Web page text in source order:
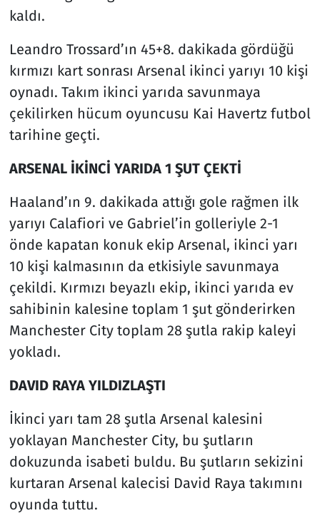
kaldı.
Leandro Trossard’ın 45+8. dakikada gördüğü
kırmızı kart sonrası Arsenal ikinci yarıyı 10 kişi
oynadı. Takım ikinci yarıda savunmaya
çekilirken hücum oyuncusu Kai Havertz futbol
tarihine geçti.
ARSENAL İKİNCİ YARIDA 1 ŞUT ÇEKTİ
Haaland’ın 9. dakikada attığı gole rağmen ilk
yarıyı Calafiori ve Gabriel’in golleriyle 2-1
önde kapatan konuk ekip Arsenal, ikinci yarı
10 kişi kalmasının da etkisiyle savunmaya
çekildi. Kırmızı beyazlı ekip, ikinci yarıda ev
sahibinin kalesine toplam 1 şut gönderirken
Manchester City toplam 28 şutla rakip kaleyi
yokladı.
DAVID RAYA YILDIZLAŞTI
İkinci yarı tam 28 şutla Arsenal kalesini
yoklayan Manchester City, bu şutların
dokuzunda isabeti buldu. Bu şutların sekizini
kurtaran Arsenal kalecisi David Raya takımını
oyunda tuttu.
Spor
Teknoloji ve Bilim
Televizyon